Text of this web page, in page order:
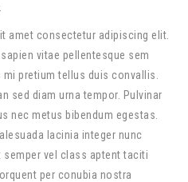
amet consectetur adipiscing elit.
vitae pellentesque sem
pretium tellus duis convallis.
sed diam urna tempor. Pulvinar
nec metus bibendum egestas.
lacinia integer nunc
semper vel class aptent taciti
per conubia nostra